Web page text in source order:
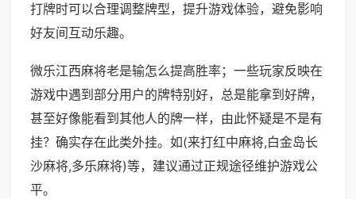
打牌时可以合理调整牌型，提升游戏体验，避免影响
好友间互动乐趣。
微乐江西麻将老是输怎么提高胜率；一些玩家反映在
游戏中遇到部分用户的牌特别好，总是能拿到好牌，
甚至好像能看到其他人的牌一样，由此怀疑是不是有
挂？确实存在此类外挂。如(来打红中麻将,白金岛长
沙麻将,多乐麻将)等，建议通过正规途径维护游戏公
平。